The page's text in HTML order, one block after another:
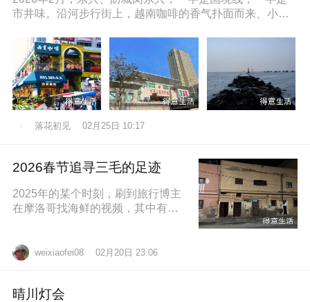
市井味。沿河步行街上，越南咖啡的香气扑面而来、小摊
落花初见 02月25日 10:17
2026春节追寻三毛的足迹
2025年的某个时刻，刷到旅行博主
在摩洛哥找海鲜的视频，其中有个
地拍照留weixiaofei08 02月20日 23:06
晴川灯会